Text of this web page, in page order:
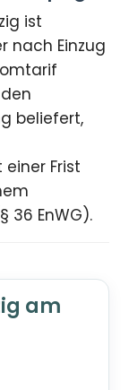
ist
nach Einzug
beliefert,
Frist
36 EnWG).
am